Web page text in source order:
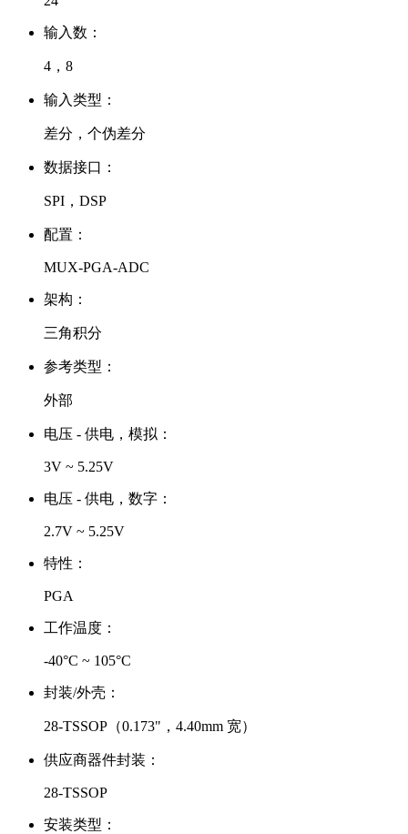
输入数：
4，8
输入类型：
差分，个伪差分
数据接口：
SPI，DSP
配置：
MUX-PGA-ADC
架构：
三角积分
参考类型：
外部
电压 - 供电，模拟：
3V ~ 5.25V
电压 - 供电，数字：
2.7V ~ 5.25V
特性：
PGA
工作温度：
-40°C ~ 105°C
封装/外壳：
28-TSSOP（0.173"，4.40mm 宽）
供应商器件封装：
28-TSSOP
安装类型：